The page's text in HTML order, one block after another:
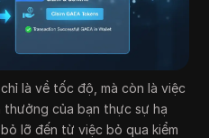
là về tốc độ, mà còn là việc
thưởng của bạn thực sự hạ
lỡ đến từ việc bỏ qua kiểm